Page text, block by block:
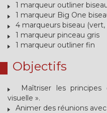
1 marqueur outliner
1 marqueur Big One
4 marqueurs biseau
1 marqueur pinceau gris
1 marqueur outliner fin
Objectifs
Maîtriser les principes
visuelle ».
Animer des réunions